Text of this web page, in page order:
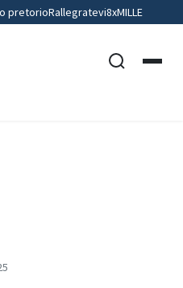
pretorioRallegratevi8xMILLE